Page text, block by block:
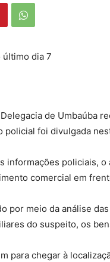
dia 7
de Umbaúba
policial foi divulgada
informações policiais,
comercial em
por meio da análise
do suspeito, os
para chegar à